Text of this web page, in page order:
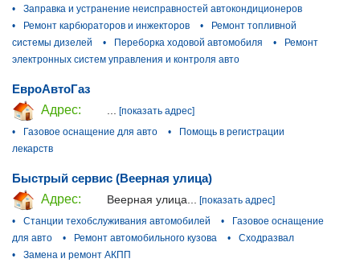
•
Заправка и устранение неисправностей автокондиционеров
•
Ремонт карбюраторов и инжекторов •
Ремонт топливной
системы дизелей
• Переборка ходовой автомобиля •
Ремонт
электронных систем управления и контроля авто
ЕвроАвтоГаз
Адрес:
[показать адрес]
•
Газовое оснащение для авто •
Помощь в регистрации
лекарств
Быстрый сервис (Веерная улица)
Адрес:
Веерная улица...
[показать адрес]
•
Станции техобслуживания автомобилей •
Газовое оснащение
для авто
• Ремонт автомобильного кузова •
Сходразвал
•
Замена и ремонт АКПП